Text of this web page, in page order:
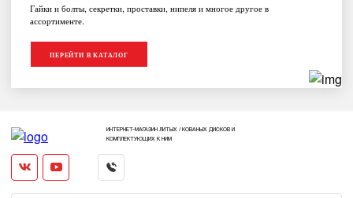
Гайки и болты, секретки, проставки, нипеля и многое другое в
ассортименте.
ПЕРЕЙТИ В КАТАЛОГ
ИНТЕРНЕТ-МАГАЗИН ЛИТЫХ / КОВАНЫХ ДИСКОВ И
КОМПЛЕКТУЮЩИХ К НИМ